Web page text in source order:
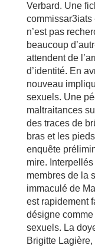
Verbard. Une
commissar3iats
n’est pas
beaucoup
attendent de
d’identité. En
nouveau
sexuels. Une
maltraitances
des traces de
bras et les
enquête
mire.
membres de la
immaculé de
est rapidement
désigne comme
sexuels. La
Brigitte